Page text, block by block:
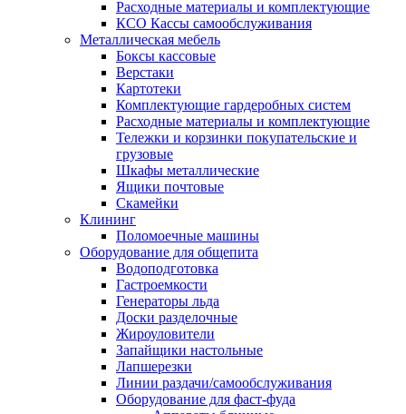
Расходные материалы и комплектующие
КСО Кассы самообслуживания
Металлическая мебель
Боксы кассовые
Верстаки
Картотеки
Комплектующие гардеробных систем
Расходные материалы и комплектующие
Тележки и корзинки покупательские и
грузовые
Шкафы металлические
Ящики почтовые
Скамейки
Клининг
Поломоечные машины
Оборудование для общепита
Водоподготовка
Гастроемкости
Генераторы льда
Доски разделочные
Жироуловители
Запайщики настольные
Лапшерезки
Линии раздачи/самообслуживания
Оборудование для фаст-фуда